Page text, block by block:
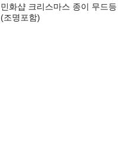
민화샵 크리스마스 종이 무드등
(조명포함)